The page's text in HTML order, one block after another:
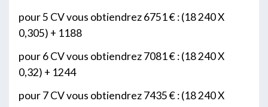
pour 5 CV vous obtiendrez 6751 € : (18 240 X
0,305) + 1188
pour 6 CV vous obtiendrez 7081 € : (18 240 X
0,32) + 1244
pour 7 CV vous obtiendrez 7435 € : (18 240 X